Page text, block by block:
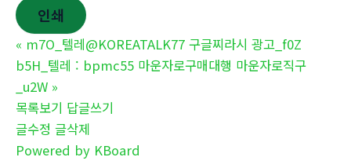
인쇄
« m7O_텔레@KOREATALK77 구글찌라시 광고_f0Z
b5H_텔레 : bpmc55 마운자로구매대행 마운자로직구
_u2W »
목록보기 답글쓰기
글수정 글삭제
Powered by KBoard